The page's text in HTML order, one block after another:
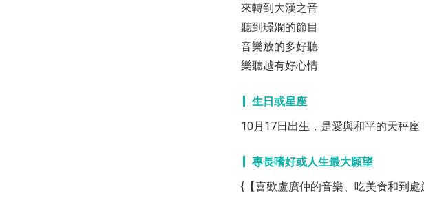
來轉到大漢之音
聽到璟嫻的節目
音樂放的多好聽
樂聽越有好心情
生日或星座
10月17日出生，是愛與和平的天秤座
專長嗜好或人生最大願望
{【喜歡盧廣仲的音樂、吃美食和到處